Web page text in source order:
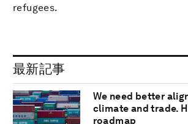
refugees.
最新記事
We need better
climate and trade.
roadmap